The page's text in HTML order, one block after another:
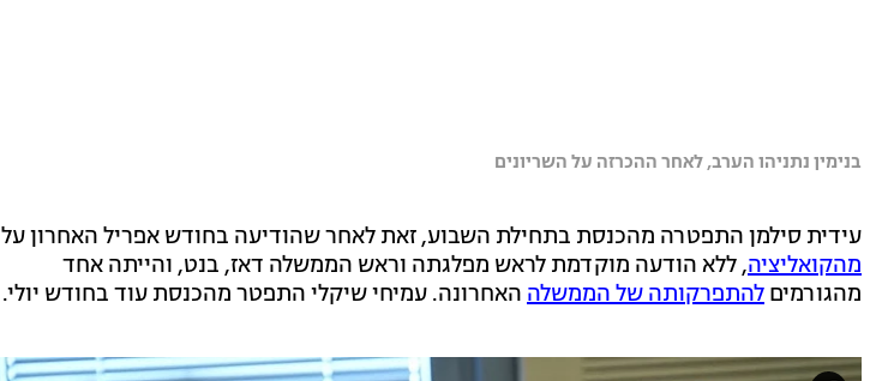
בנימין נתניהו הערב, לאחר ההכרזה על השריונים
עידית סילמן התפטרה מהכנסת בתחילת השבוע, זאת לאחר שהודיעה בחודש אפריל האחרון על
מהקואליציה, ללא הודעה מוקדמת לראש מפלגתה וראש הממשלה דאז, בנט, והייתה אחד
מהגורמים להתפרקותה של הממשלה האחרונה. עמיחי שיקלי התפטר מהכנסת עוד בחודש יולי.